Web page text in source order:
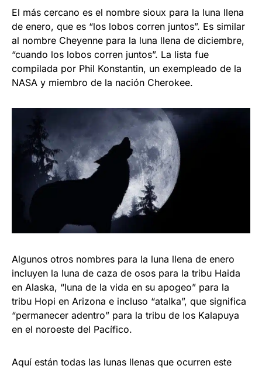
El más cercano es el nombre sioux para la luna llena
de enero, que es “los lobos corren juntos”. Es similar
al nombre Cheyenne para la luna llena de diciembre,
“cuando los lobos corren juntos”. La lista fue
compilada por Phil Konstantin, un exempleado de la
NASA y miembro de la nación Cherokee.
Algunos otros nombres para la luna llena de enero
incluyen la luna de caza de osos para la tribu Haida
en Alaska, “luna de la vida en su apogeo” para la
tribu Hopi en Arizona e incluso “atalka”, que significa
“permanecer adentro” para la tribu de los Kalapuya
en el noroeste del Pacífico.
Aquí están todas las lunas llenas que ocurren este